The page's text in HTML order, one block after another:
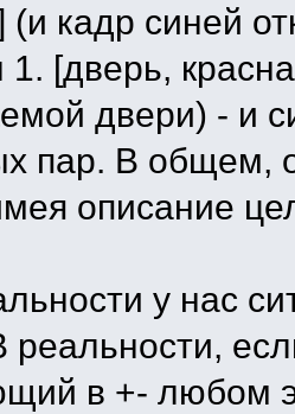
(и кадр синей
1. [дверь,
двери) - и
пар. В общем,
описание
у нас
реальности,
в +- любом